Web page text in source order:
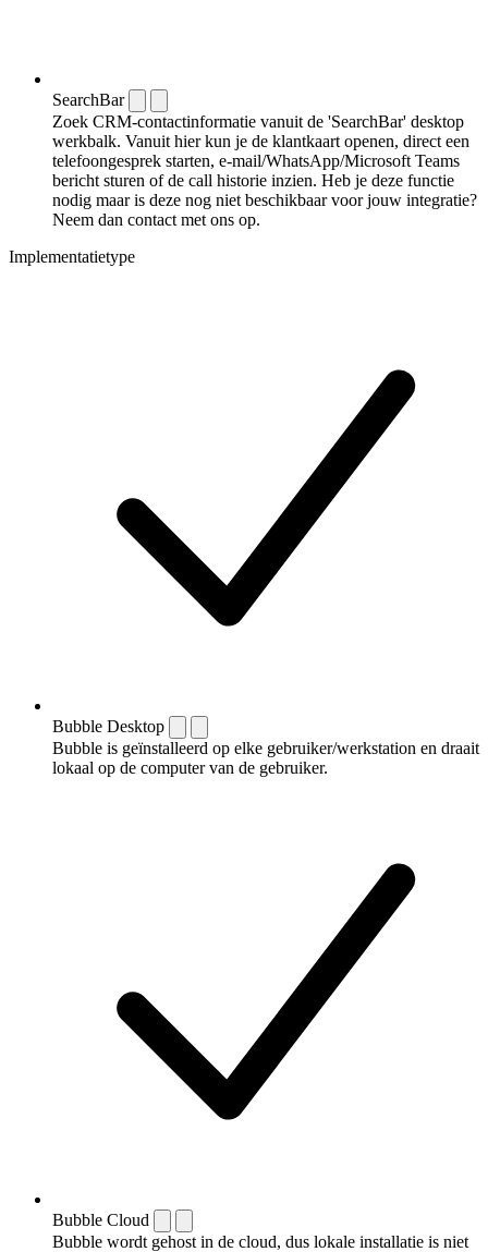
SearchBar
Zoek CRM-contactinformatie vanuit de 'SearchBar' desktop
werkbalk. Vanuit hier kun je de klantkaart openen, direct een
telefoongesprek starten, e-mail/WhatsApp/Microsoft Teams
bericht sturen of de call historie inzien. Heb je deze functie
nodig maar is deze nog niet beschikbaar voor jouw integratie?
Neem dan contact met ons op.
Implementatietype
Bubble Desktop
Bubble is geïnstalleerd op elke gebruiker/werkstation en draait
lokaal op de computer van de gebruiker.
Bubble Cloud
Bubble wordt gehost in de cloud, dus lokale installatie is niet